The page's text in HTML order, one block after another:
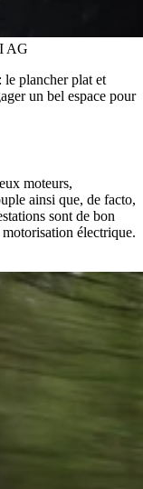
AG
le plancher plat et
un bel espace pour
moteurs,
ainsi que, de facto,
sont de bon
électrique.